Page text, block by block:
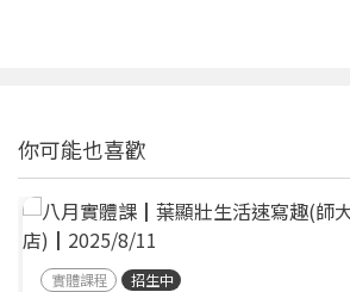
你可能也喜歡
實體課程 招生中